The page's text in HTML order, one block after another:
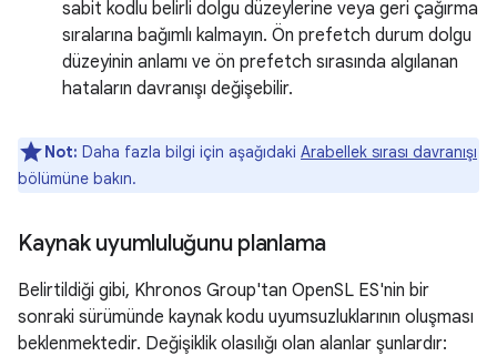
sabit kodlu belirli dolgu düzeylerine veya geri çağırma
sıralarına bağımlı kalmayın. Ön prefetch durum dolgu
düzeyinin anlamı ve ön prefetch sırasında algılanan
hataların davranışı değişebilir.
Not: Daha fazla bilgi için aşağıdaki Arabellek sırası davranışı
bölümüne bakın.
Kaynak uyumluluğunu planlama
Belirtildiği gibi, Khronos Group'tan OpenSL ES'nin bir
sonraki sürümünde kaynak kodu uyumsuzluklarının oluşması
beklenmektedir. Değişiklik olasılığı olan alanlar şunlardır: